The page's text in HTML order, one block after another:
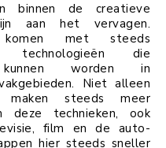
binnen de creatieve
aan het vervagen.
komen met steeds
technologieën die
worden in
Niet alleen
maken steeds meer
deze technieken, ook
film en de auto-
hier steeds sneller